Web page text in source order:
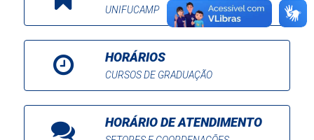
UNIFUCAMP
HORÁRIOS
CURSOS DE GRADUAÇÃO
HORÁRIO DE ATENDIMENTO